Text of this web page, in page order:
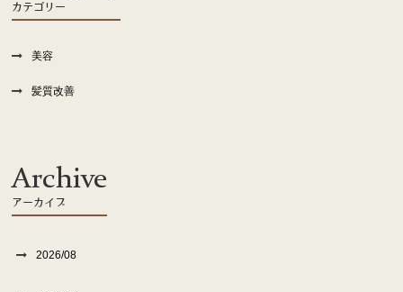
カテゴリー
美容
髪質改善
Archive
アーカイブ
2026/08